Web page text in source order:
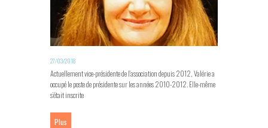
27/03/2018
Actuellement vice-présidente de l’association depuis 2012, Valérie a
occupé le poste de présidente sur les années 2010-2012. Elle-même
s’était inscrite
Plus